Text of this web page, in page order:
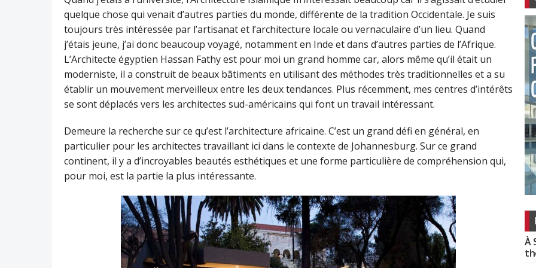
quelque chose qui venait d’autres parties du monde, différente de la tradition Occidentale. Je suis
toujours très intéressée par l’artisanat et l’architecture locale ou vernaculaire d’un lieu. Quand
j’étais jeune, j’ai donc beaucoup voyagé, notamment en Inde et dans d’autres parties de l’Afrique.
L’Architecte égyptien Hassan Fathy est pour moi un grand homme car, alors même qu’il était un
moderniste, il a construit de beaux bâtiments en utilisant des méthodes très traditionnelles et a su
établir un mouvement merveilleux entre les deux tendances. Plus récemment, mes centres d’intérêts
se sont déplacés vers les architectes sud-américains qui font un travail intéressant.
Demeure la recherche sur ce qu’est l’architecture africaine. C’est un grand défi en général, en
particulier pour les architectes travaillant ici dans le contexte de Johannesburg. Sur ce grand
continent, il y a d’incroyables beautés esthétiques et une forme particulière de compréhension qui,
pour moi, est la partie la plus intéressante.
À